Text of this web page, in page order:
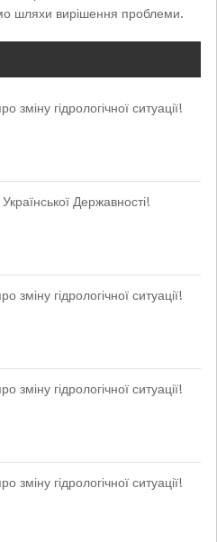
шляхи вирішення проблеми.
зміну гідрологічної ситуації!
Державності!
зміну гідрологічної ситуації!
зміну гідрологічної ситуації!
зміну гідрологічної ситуації!